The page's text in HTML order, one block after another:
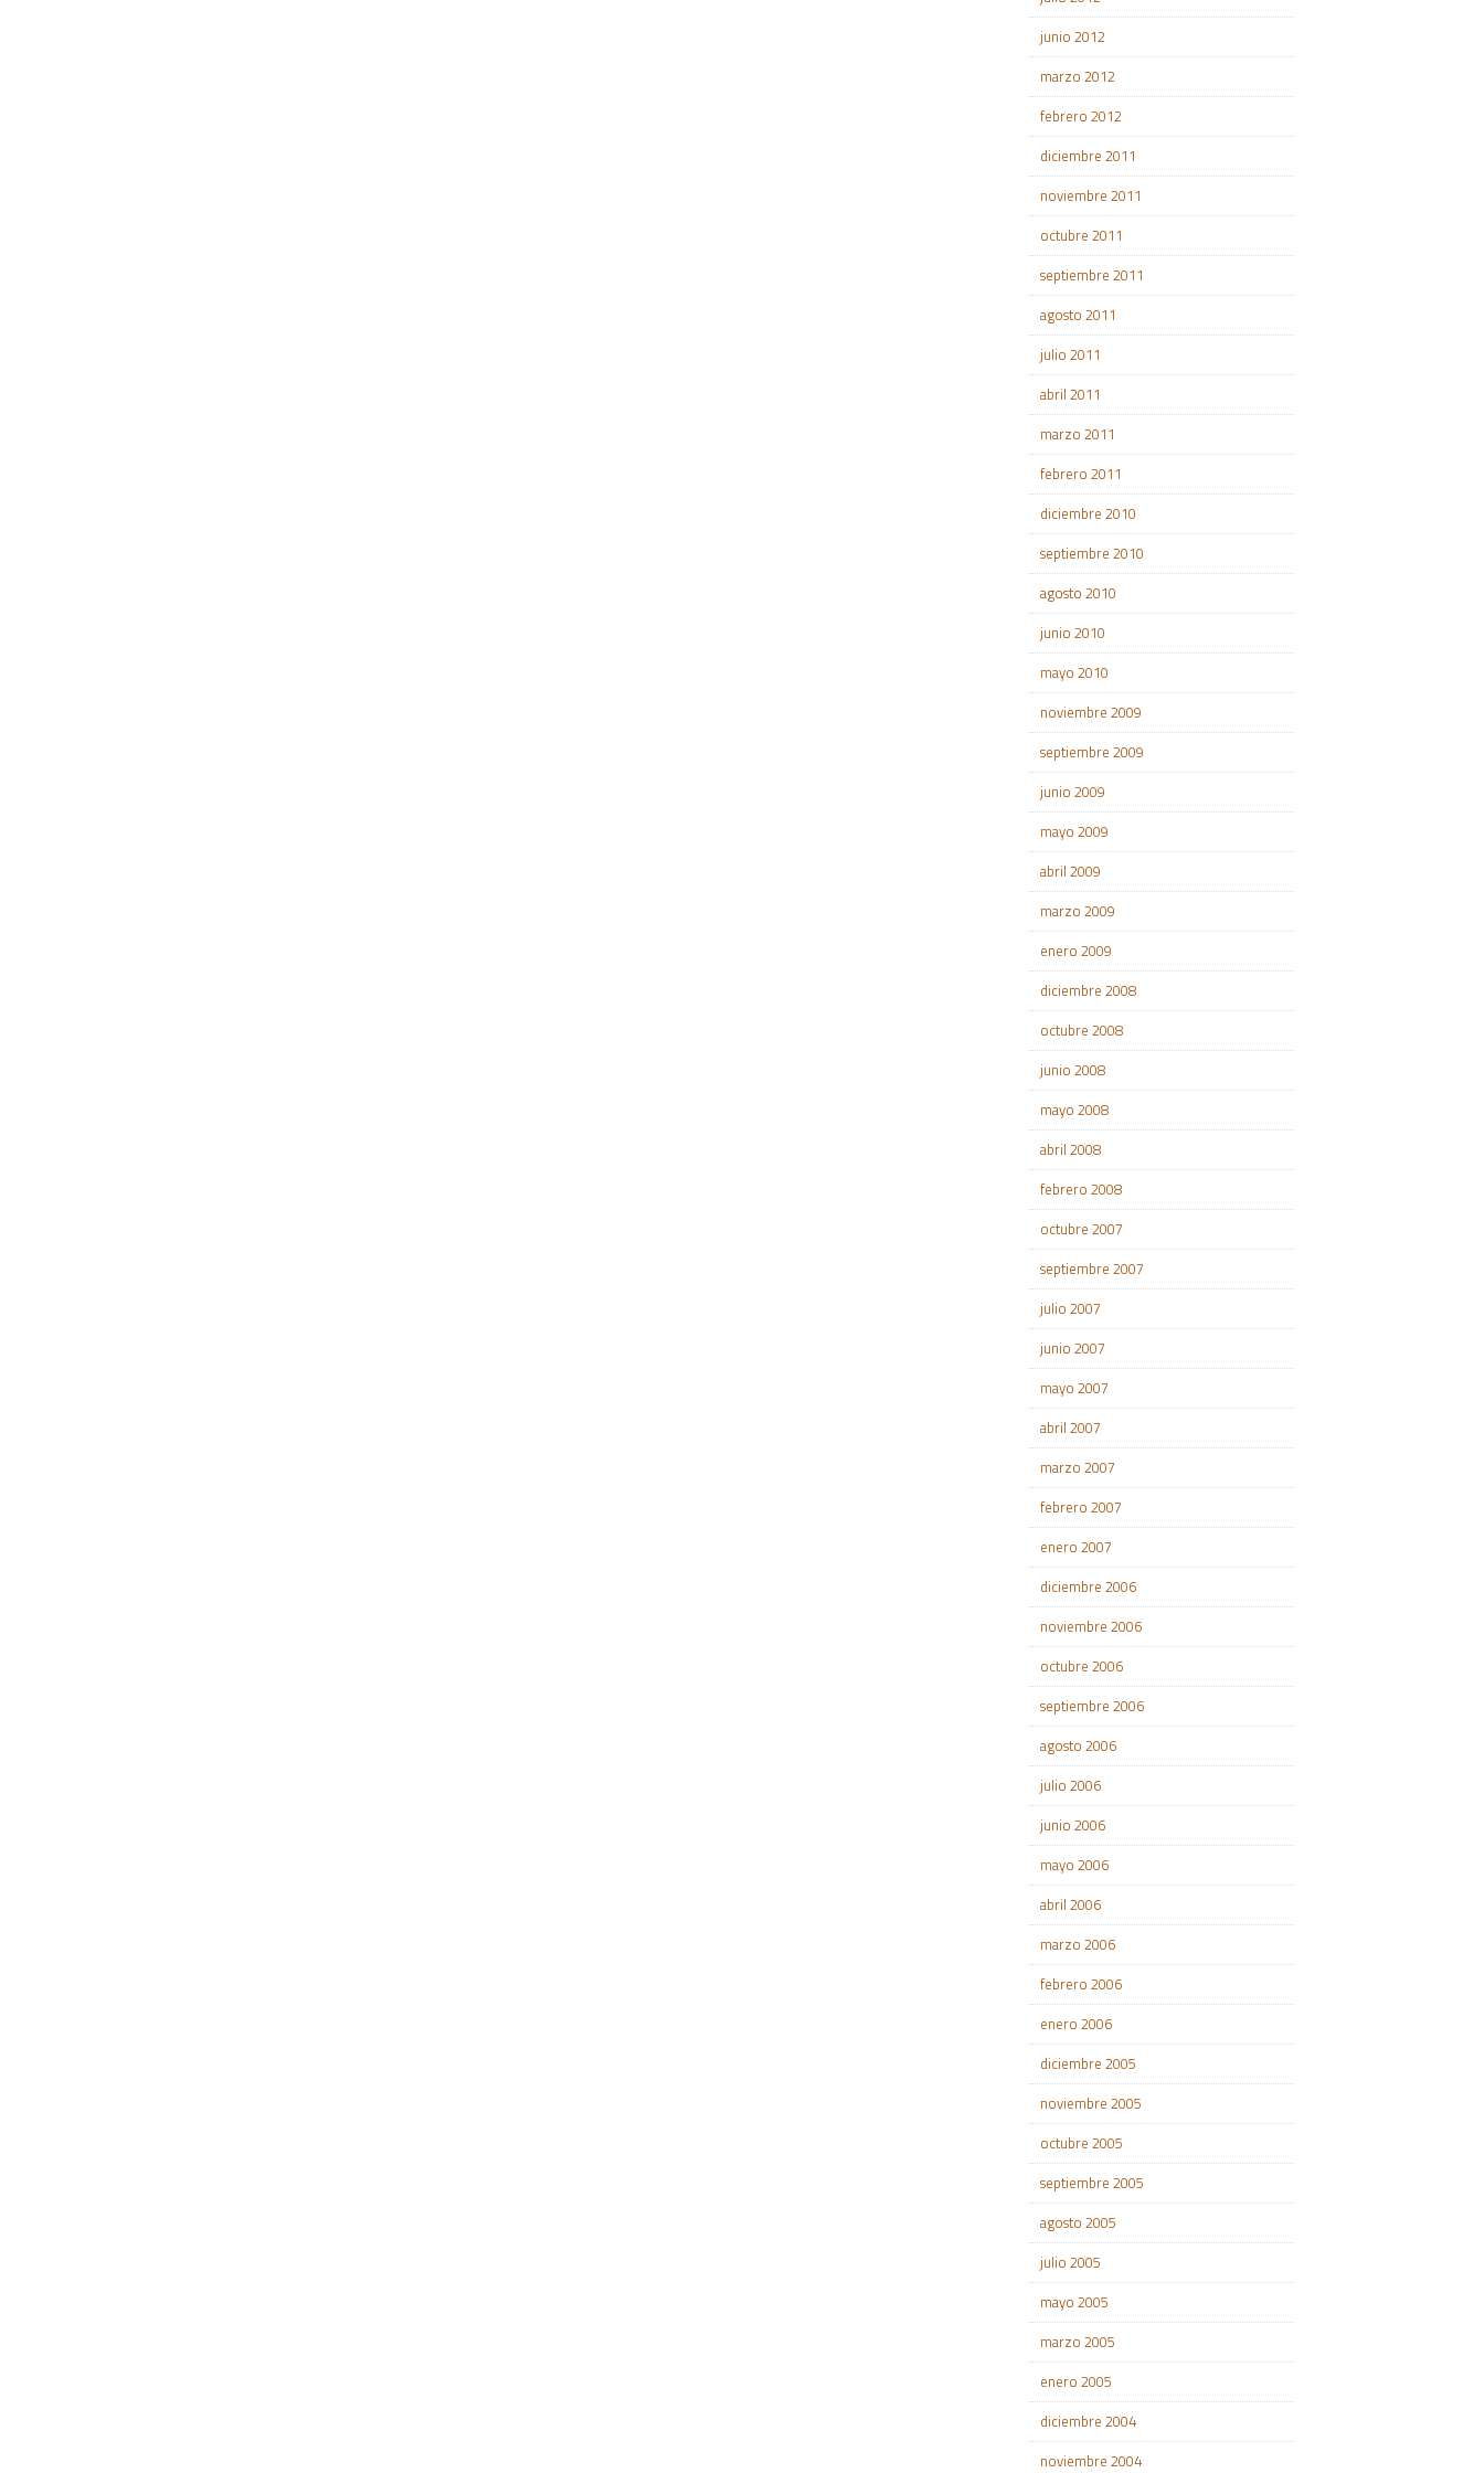
junio 2012
marzo 2012
febrero 2012
diciembre 2011
noviembre 2011
octubre 2011
septiembre 2011
agosto 2011
julio 2011
abril 2011
marzo 2011
febrero 2011
diciembre 2010
septiembre 2010
agosto 2010
junio 2010
mayo 2010
noviembre 2009
septiembre 2009
junio 2009
mayo 2009
abril 2009
marzo 2009
enero 2009
diciembre 2008
octubre 2008
junio 2008
mayo 2008
abril 2008
febrero 2008
octubre 2007
septiembre 2007
julio 2007
junio 2007
mayo 2007
abril 2007
marzo 2007
febrero 2007
enero 2007
diciembre 2006
noviembre 2006
octubre 2006
septiembre 2006
agosto 2006
julio 2006
junio 2006
mayo 2006
abril 2006
marzo 2006
febrero 2006
enero 2006
diciembre 2005
noviembre 2005
octubre 2005
septiembre 2005
agosto 2005
julio 2005
mayo 2005
marzo 2005
enero 2005
diciembre 2004
noviembre 2004